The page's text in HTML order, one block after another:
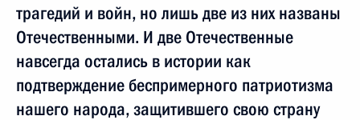
трагедий и войн, но лишь две из них названы
Отечественными. И две Отечественные
навсегда остались в истории как
подтверждение беспримерного патриотизма
нашего народа, защитившего свою страну